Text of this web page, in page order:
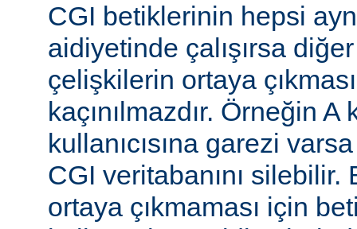
CGI betiklerinin hepsi
aidiyetinde çalışırsa
çelişkilerin ortaya
kaçınılmazdır. Örneğin A
kullanıcısına garezi
CGI veritabanını silebilir.
ortaya çıkmaması için